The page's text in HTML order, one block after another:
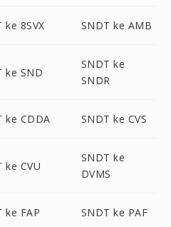
ke 8SVX SNDT ke AMB
ke SND
SNDT ke
SNDR
ke CDDA SNDT ke CVS
ke CVU
SNDT ke
DVMS
ke FAP SNDT ke PAF